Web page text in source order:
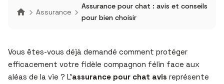
Assurance
Assurance pour chat : avis et conseils
pour bien choisir
Vous êtes-vous déjà demandé comment protéger
efficacement votre fidèle compagnon félin face aux
aléas de la vie ? L’assurance pour chat avis représente